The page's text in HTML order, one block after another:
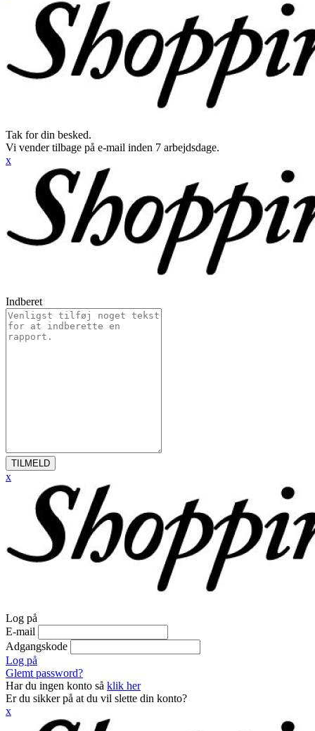
Tak for din besked.
Vi vender tilbage på e-mail inden 7 arbejdsdage.
x
Indberet
TILMELD
x
Log på
E-mail
Adgangskode
Log på
Glemt password?
Har du ingen konto så klik her
Er du sikker på at du vil slette din konto?
x